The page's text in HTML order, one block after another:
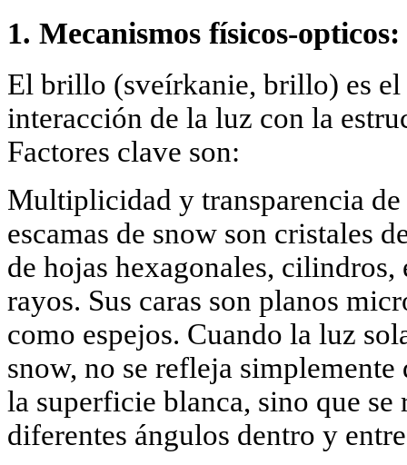
1. Mecanismos físicos-
El brillo (sveírkanie, brillo) es el
interacción de la luz con la
Factores clave son:
Multiplicidad y transparencia de
escamas de snow son cristales
de hojas hexagonales,
rayos. Sus caras son planos
como espejos. Cuando la luz
snow, no se refleja
la superficie blanca, sino que
diferentes ángulos dentro y